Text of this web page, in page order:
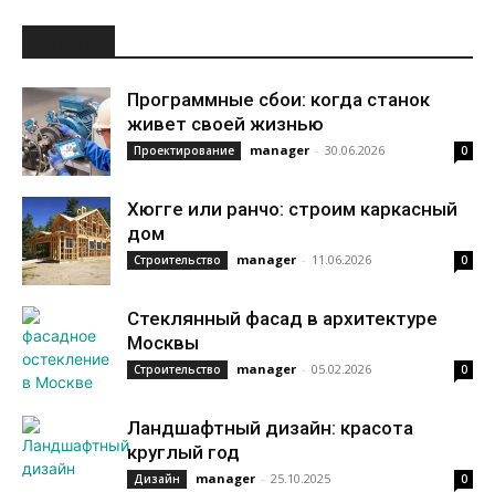
Программные сбои: когда станок
живет своей жизнью
Проектирование manager - 30.06.2026 0
Хюгге или ранчо: строим каркасный
дом
Строительство manager - 11.06.2026 0
Стеклянный фасад в архитектуре
Москвы
Строительство manager - 05.02.2026 0
Ландшафтный дизайн: красота
круглый год
Дизайн manager - 25.10.2025 0